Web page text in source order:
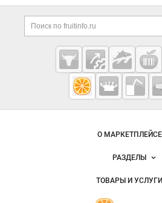
Дополнительная
Cсылки на
Fruitinfo.ru
— рынок
фруктов
Важные разделы и
Навигация по сайтуО МАРКЕТПЛЕЙСЕ
Новости
Размещение
Публичная
РАЗДЕЛЫ
Объявления
ТОВАРЫ И УСЛУГИ
Готовая